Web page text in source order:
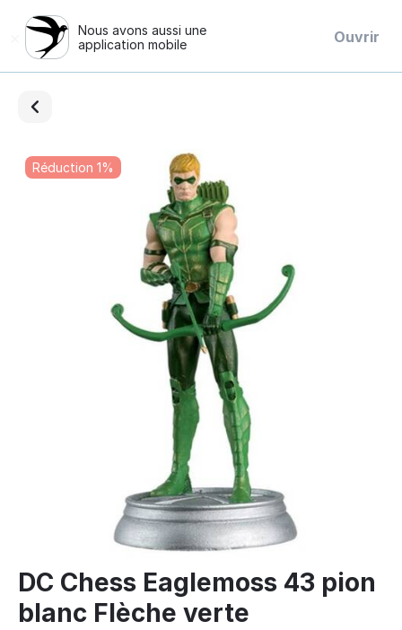
Nous avons aussi une
application mobile
Ouvrir
Réduction 1%
DC Chess Eaglemoss 43 pion
blanc Flèche verte